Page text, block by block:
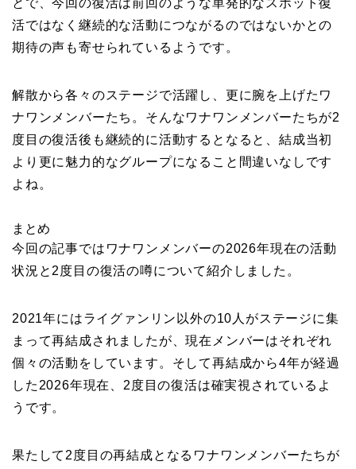
とで、今回の復活は前回のような単発的なスポット復
活ではなく継続的な活動につながるのではないかとの
期待の声も寄せられているようです。
解散から各々のステージで活躍し、更に腕を上げたワ
ナワンメンバーたち。そんなワナワンメンバーたちが2
度目の復活後も継続的に活動するとなると、結成当初
より更に魅力的なグループになること間違いなしです
よね。
まとめ
今回の記事ではワナワンメンバーの2026年現在の活動
状況と2度目の復活の噂について紹介しました。
2021年にはライグァンリン以外の10人がステージに集
まって再結成されましたが、現在メンバーはそれぞれ
個々の活動をしています。そして再結成から4年が経過
した2026年現在、2度目の復活は確実視されているよ
うです。
果たして2度目の再結成となるワナワンメンバーたちが